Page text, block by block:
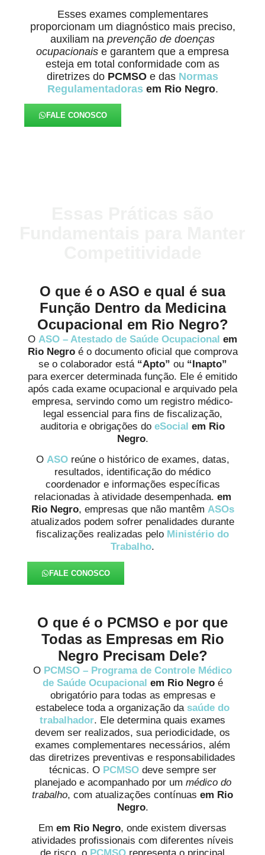
Esses exames complementares
proporcionam um diagnóstico mais preciso,
auxiliam na prevenção de doenças
ocupacionais e garantem que a empresa
esteja em total conformidade com as
diretrizes do PCMSO e das Normas
Regulamentadorasem Rio Negro.
FALE CONOSCO
O que é o ASO e qual é sua
Função Dentro da Medicina
Ocupacional em Rio Negro?
O ASO – Atestado de Saúde Ocupacional em
Rio Negroé o documento oficial que comprova
se o colaborador está “Apto” ou “Inapto”
para exercer determinada função. Ele é emitido
após cada exame ocupacional e arquivado pela
empresa, servindo como um registro médico-
legal essencial para fins de fiscalização,
auditoria e obrigações do eSocial em Rio
Negro.
O ASO reúne o histórico de exames, datas,
resultados, identificação do médico
coordenador e informações específicas
relacionadas à atividade desempenhada. em
Rio Negro, empresas que não mantêm ASOs
atualizados podem sofrer penalidades durante
fiscalizações realizadas pelo Ministério do
Trabalho.
FALE CONOSCO
O que é o PCMSO e por que
Todas as Empresas em Rio
Negro Precisam Dele?
O PCMSO – Programa de Controle Médico
de Saúde Ocupacional em Rio Negroé
obrigatório para todas as empresas e
estabelece toda a organização da saúde do
trabalhador. Ele determina quais exames
devem ser realizados, sua periodicidade, os
exames complementares necessários, além
das diretrizes preventivas e responsabilidades
técnicas. O PCMSO deve sempre ser
planejado e acompanhado por um médico do
trabalho, com atualizações contínuas em Rio
Negro.
Em em Rio Negro, onde existem diversas
atividades profissionais com diferentes níveis